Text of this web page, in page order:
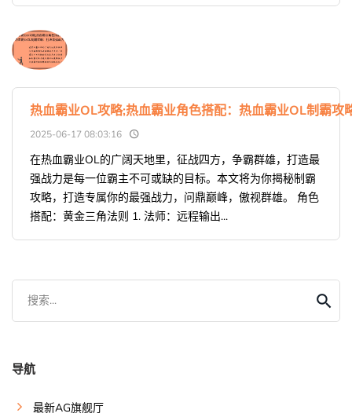
热血霸业OL攻略;热血霸业角色搭配：热血霸业OL制霸攻
2025-06-17 08:03:16
在热血霸业OL的广阔天地里，征战四方，争霸群雄，打造最
强战力是每一位霸主不可或缺的目标。本文将为你揭秘制霸
攻略，打造专属你的最强战力，问鼎巅峰，傲视群雄。 角色
搭配：黄金三角法则 1. 法师：远程输出...
搜索...
导航
最新AG旗舰厅